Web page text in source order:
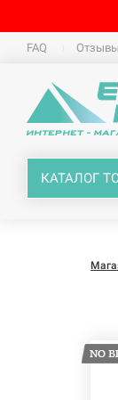
FAQ Отзывы
КАТАЛОГ